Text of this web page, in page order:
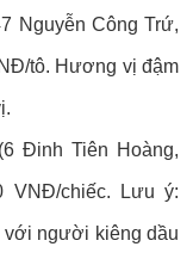
Nguyễn Công Trứ,
tô. Hương vị đậm
Đinh Tiên Hoàng,
VNĐ/chiếc. Lưu ý:
với người kiêng dầu